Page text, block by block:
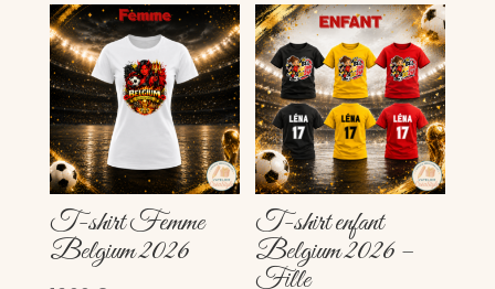
T-shirt Femme
Belgium 2026
T-shirt enfant
Belgium 2026 –
Fille